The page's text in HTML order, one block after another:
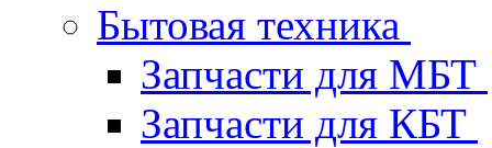
Бытовая техника
Запчасти для МБТ
Запчасти для КБТ